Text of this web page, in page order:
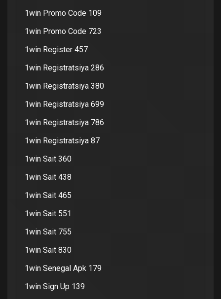
1win Promo Code 109
1win Promo Code 723
1win Register 457
1win Registratsiya 286
1win Registratsiya 380
1win Registratsiya 699
1win Registratsiya 786
1win Registratsiya 87
1win Sait 360
1win Sait 438
1win Sait 465
1win Sait 551
1win Sait 755
1win Sait 830
1win Senegal Apk 179
1win Sign Up 139